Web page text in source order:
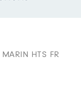
MARIN HTS FR